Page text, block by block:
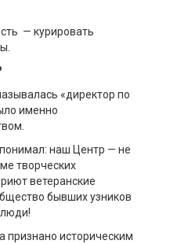
— курировать
«директор по
именно
наш Центр — не
творческих
ветеранские
бывших узников
признано историческим